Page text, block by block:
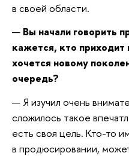
в своей области.
— Вы начали говорить
кажется, кто приходит
хочется новому
очередь?
— Я изучил очень
сложилось такое
есть своя цель. Кто-то
в продюсировании,